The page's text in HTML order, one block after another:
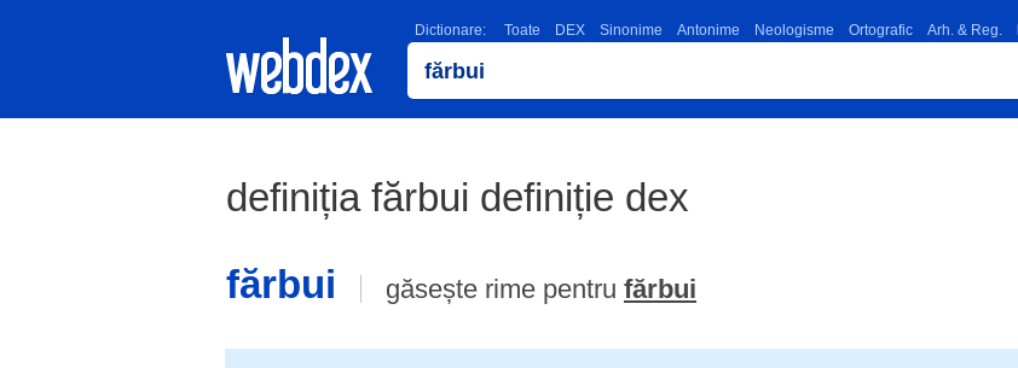
Dictionare: Toate DEX Sinonime Antonime Neologisme Ortografic Arh. & Reg.
definiția fărbui definiție dex
fărbui
găsește rime pentru fărbui